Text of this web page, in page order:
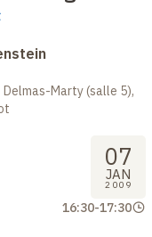
Marty (salle 5),
07
JAN
2009
16:30-17:30